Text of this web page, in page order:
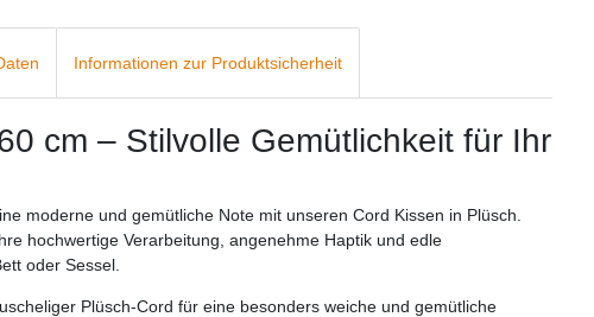
Informationen zur Produktsicherheit
cm – Stilvolle Gemütlichkeit für Ihr
moderne und gemütliche Note mit unseren Cord Kissen in Plüsch.
hochwertige Verarbeitung, angenehme Haptik und edle
oder Sessel.
Plüsch-Cord für eine besonders weiche und gemütliche